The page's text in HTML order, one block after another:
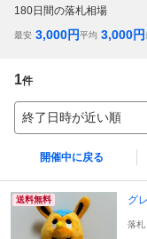
180日間の落札相場
最安 3,000円平均 3,000円
1件
終了日時が近い順
開催中に戻る
送料無料 グ
落札